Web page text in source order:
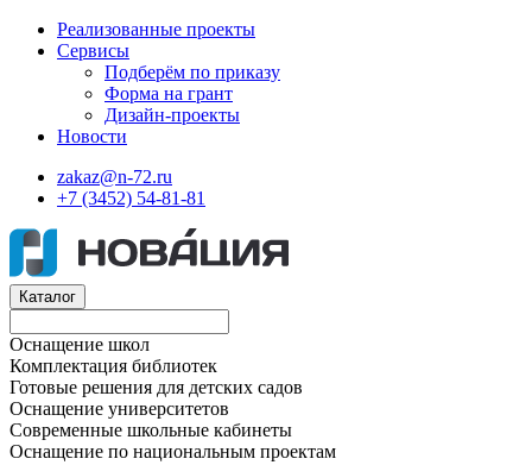
Реализованные проекты
Сервисы
Подберём по приказу
Форма на грант
Дизайн-проекты
Новости
zakaz@n-72.ru
+7 (3452) 54-81-81
Каталог
Оснащение школ
Комплектация библиотек
Готовые решения для детских садов
Оснащение университетов
Современные школьные кабинеты
Оснащение по национальным проектам